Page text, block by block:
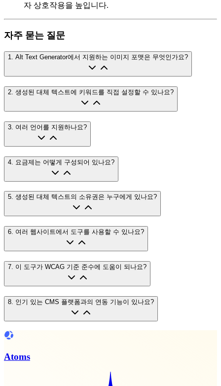
자 상호작용을 높입니다.
자주 묻는 질문
1. Alt Text Generator에서 지원하는 이미지 포맷은 무엇인가요?
2. 생성된 대체 텍스트에 키워드를 직접 설정할 수 있나요?
3 여러 언어를 지원하나요?
4 요금제는 어떻게 구성되어 있나요?
5. 생성된 대체 텍스트의 소유권은 누구에게 있나요?
6. 여러 웹사이트에서 도구를 사용할 수 있나요?
7 이 도구가 WCAG 기준 준수에 도움이 되나요?
8 인기 있는 CMS 플랫폼과의 연동 기능이 있나요?
Atoms